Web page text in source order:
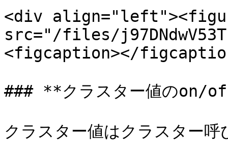
<div
src="/files/
<figcaption></
### **クラスター値のon/
クラスター値はクラスター